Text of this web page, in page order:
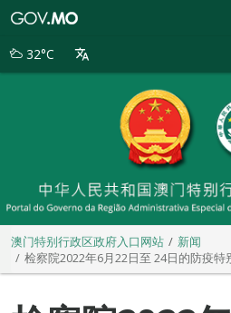
别
32°C
澳门特别行政区政府入口网站
新闻
检察院2022年6月22日至 24日的防疫特